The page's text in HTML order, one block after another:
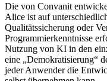
Die von Convanit
Alice ist auf
Qualitätssicherung oder
Programmierkenntnisse
Nutzung von KI in den
eine „Demokratisierung“
jeder Anwender die